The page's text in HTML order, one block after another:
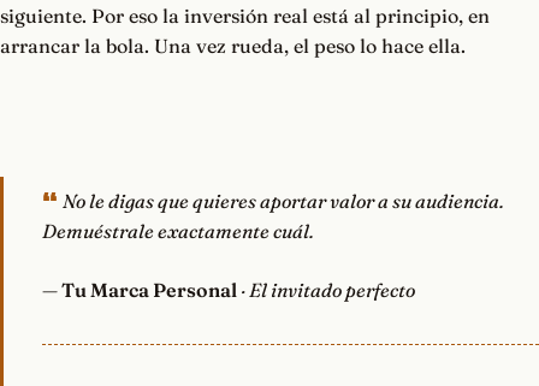
siguiente. Por eso la inversión real está al principio, en
arrancar la bola. Una vez rueda, el peso lo hace ella.
No le digas que quieres aportar valor a su audiencia.
Demuéstrale exactamente cuál.
—Tu Marca Personal · El invitado perfecto